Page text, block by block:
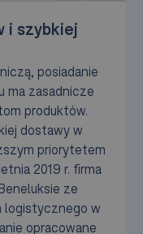
i szybkiej
posiadanie
ma zasadnicze
produktów.
dostawy w
priorytetem
2019 r. firma
ze
logistycznego w
opracowane